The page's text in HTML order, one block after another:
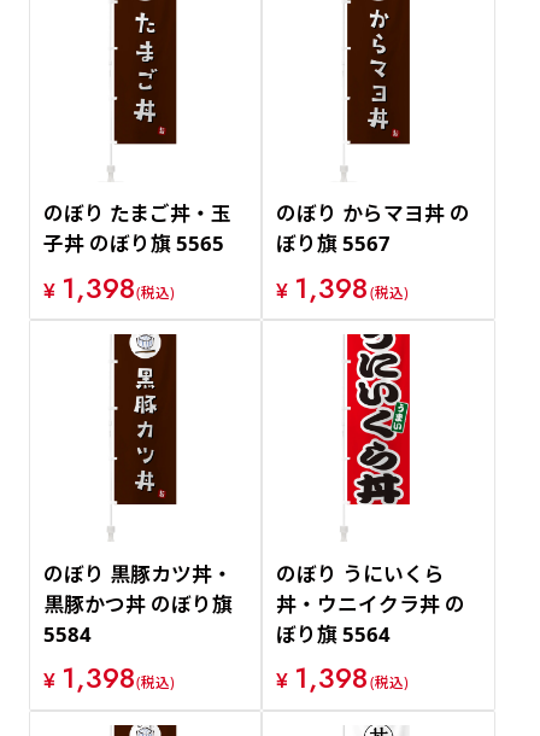
のぼり たまご丼・玉
子丼 のぼり旗 5565
¥ 1,398(税込)
のぼり からマヨ丼 の
ぼり旗 5567
¥ 1,398(税込)
のぼり 黒豚カツ丼・
黒豚かつ丼 のぼり旗
5584
¥ 1,398(税込)
のぼり うにいくら
丼・ウニイクラ丼 の
ぼり旗 5564
¥ 1,398(税込)